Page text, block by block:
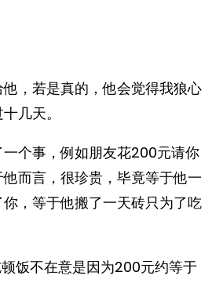
，若是真的，他会觉得我狼心
几天。
个事，例如朋友花200元请你
而言，很珍贵，毕竟等于他一
，等于他搬了一天砖只为了吃
饭不在意是因为200元约等于